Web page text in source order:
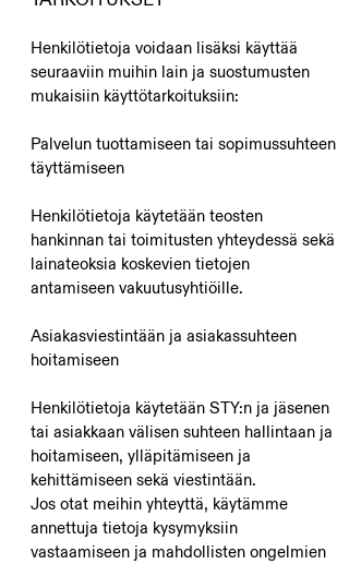
Henkilötietoja voidaan lisäksi käyttää
seuraaviin muihin lain ja suostumusten
mukaisiin käyttötarkoituksiin:
Palvelun tuottamiseen tai sopimussuhteen
täyttämiseen
Henkilötietoja käytetään teosten
hankinnan tai toimitusten yhteydessä sekä
lainateoksia koskevien tietojen
antamiseen vakuutusyhtiöille.
Asiakasviestintään ja asiakassuhteen
hoitamiseen
Henkilötietoja käytetään STY:n ja jäsenen
tai asiakkaan välisen suhteen hallintaan ja
hoitamiseen, ylläpitämiseen ja
kehittämiseen sekä viestintään.
Jos otat meihin yhteyttä, käytämme
annettuja tietoja kysymyksiin
vastaamiseen ja mahdollisten ongelmien